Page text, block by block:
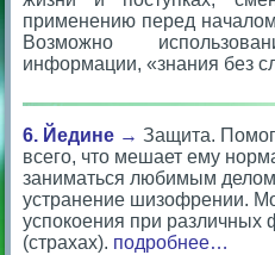
применению перед
Возможно
информации, «знания без
6. Йедине → Защита.
всего, что мешает ему
заниматься любимым
устранение шизофрении.
успокоения при различных
(страхах). подробнее…